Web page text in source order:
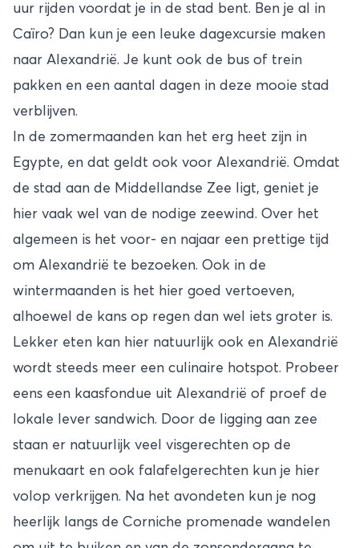
uur rijden voordat je in de stad bent. Ben je al in
Caïro? Dan kun je een leuke dagexcursie maken
naar Alexandrië. Je kunt ook de bus of trein
pakken en een aantal dagen in deze mooie stad
verblijven.
In de zomermaanden kan het erg heet zijn in
Egypte, en dat geldt ook voor Alexandrië. Omdat
de stad aan de Middellandse Zee ligt, geniet je
hier vaak wel van de nodige zeewind. Over het
algemeen is het voor- en najaar een prettige tijd
om Alexandrië te bezoeken. Ook in de
wintermaanden is het hier goed vertoeven,
alhoewel de kans op regen dan wel iets groter is.
Lekker eten kan hier natuurlijk ook en Alexandrië
wordt steeds meer een culinaire hotspot. Probeer
eens een kaasfondue uit Alexandrië of proef de
lokale lever sandwich. Door de ligging aan zee
staan er natuurlijk veel visgerechten op de
menukaart en ook falafelgerechten kun je hier
volop verkrijgen. Na het avondeten kun je nog
heerlijk langs de Corniche promenade wandelen